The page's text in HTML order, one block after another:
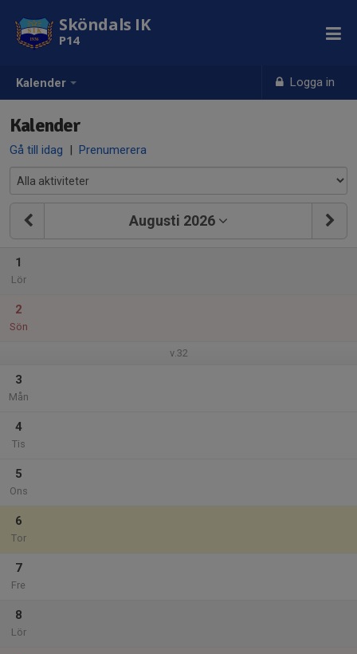
Kalender Logga in
Sköndals IK
P14
Kalender
Gå till idag | Prenumerera
Augusti 2026
1
Lör
2
Sön
v.32
3
Mån
4
Tis
5
Ons
6
Tor
7
Fre
8
Lör